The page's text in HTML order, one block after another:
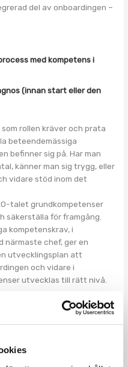
del av onboardingen –
med kompetens i
(innan start eller den
rollen kräver och prata
beteendemässiga
befinner sig på. Har man
känner man sig trygg, eller
vidare stöd inom det
talet grundkompetenser
säkerställa för framgång.
kompetenskrav, i
närmaste chef, ger en
utvecklingsplan att
och vidare i
utvecklas till rätt nivå.
eller längre, innan en